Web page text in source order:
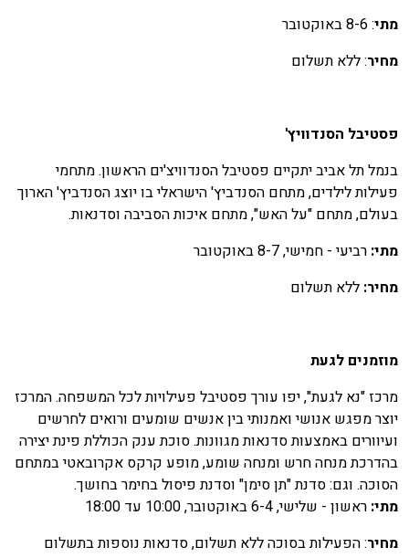
: 8-6 באוקטובר
: ללא תשלום
הסנדוויץ'
תל אביב יתקיים פסטיבל הסנדוויצ'ים הראשון. מתחמי
לילדים, מתחם הסנדביץ' הישראלי בו יוצג הסנדביץ' הארוך
מתחם "על האש", מתחם איכות הסביבה וסדנאות.
רביעי - חמישי, 8-7 באוקטובר
ללא תשלום
לגעת
"נא לגעת", יפו עורך פסטיבל פעילויות לכל המשפחה. המרכז
מפגש אנושי ואמנותי בין אנשים שומעים ורואים לחרשים
באמצעות סדנאות מגוונות. סוכת ענק הכוללת פינת יצירה
מנחה חרש ומנחה שומע, מופע קרקס אקרובאטי במתחם
וגם: סדנת "תן סימן" וסדנת פיסול בחימר בחושך.
ראשון - שלישי, 6-4 באוקטובר, 10:00 עד 18:00
: הפעילות בסוכה ללא תשלום, סדנאות נוספות בתשלום